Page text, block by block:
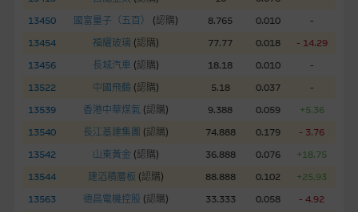
13450
國富量子（五百） (認購) 8.765 0.010
-
13454
福耀玻璃 (認購) 77.77 0.018
- 14.29
13456
長城汽車 (認購) 18.18 0.010
-
13522
中國飛鶴 (認購) 5.18 0.037
-
13539
香港中華煤氣 (認購) 9.388 0.059
+5.36
13540
長江基建集團 (認購) 74.888 0.179
- 3.76
13542
山東黃金 (認購) 36.888 0.076
+18.75
13544
建滔積層板 (認購) 88.888 0.102
+25.93
13563
德昌電機控股 (認購) 33.333 0.058
- 4.92
本網站雖連接第三者管理的網站，但麥格理集團並非授權網站瀏
權。
經由本網站接觸到的軟件應用
部分可經本網站連結下載的軟件程式屬於第三者的產品。閣下使
用此等屬於第三者的軟件，須自負全責。此等軟件的使用，可能
受軟件持有人訂出的使用條款約束。
在法律容許的所有範圍內，麥格理集團概不承擔經由本網站使用
或下載任何軟件(不論是否屬於第三者)而引起的責任。麥格理集